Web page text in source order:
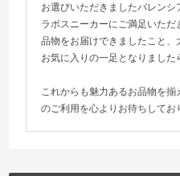
お選びいただきましたバレンシ
ラボスニーカーにご満足いただ
品物をお届けできましたこと、
お気に入りの一足となりました
これからも魅力あるお品物を揃
のご利用を心よりお待ちしてお